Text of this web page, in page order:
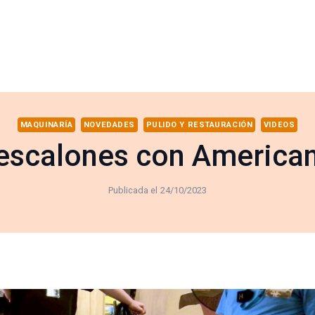
MAQUINARÍA NOVEDADES PULIDO Y RESTAURACIÓN VIDEOS
con
Publicada el 24/10/2023